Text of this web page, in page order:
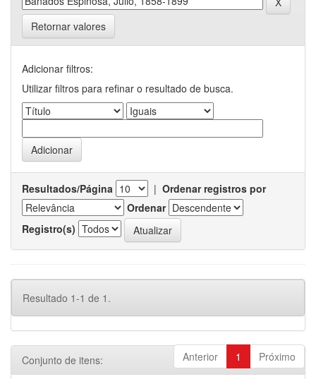
Retornar valores
Adicionar filtros:
Utilizar filtros para refinar o resultado de busca.
Resultados/Página | Ordenar registros por
Ordenar
Registro(s)
Resultado 1-1 de 1.
Anterior 1 Próximo
Conjunto de itens: